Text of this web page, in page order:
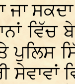
ਜਾ
ਵਿੱਚ
ਪੁਲਿਸ